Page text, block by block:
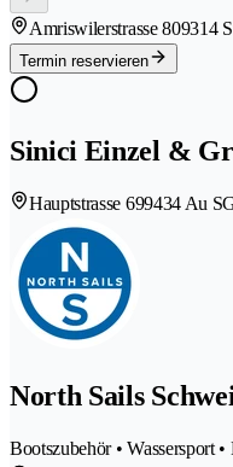
Amriswilerstrasse 809314
Termin reservieren
Sinici Einzel &
Hauptstrasse 699434 Au
North Sails
Bootszubehör • Wassersport